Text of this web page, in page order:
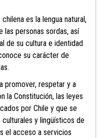
chilena es la lengua natural,
las personas sordas, así
de su cultura e identidad
su carácter de
promover, respetar y a
la Constitución, las leyes
por Chile y que se
y lingüísticos de
el acceso a servicios